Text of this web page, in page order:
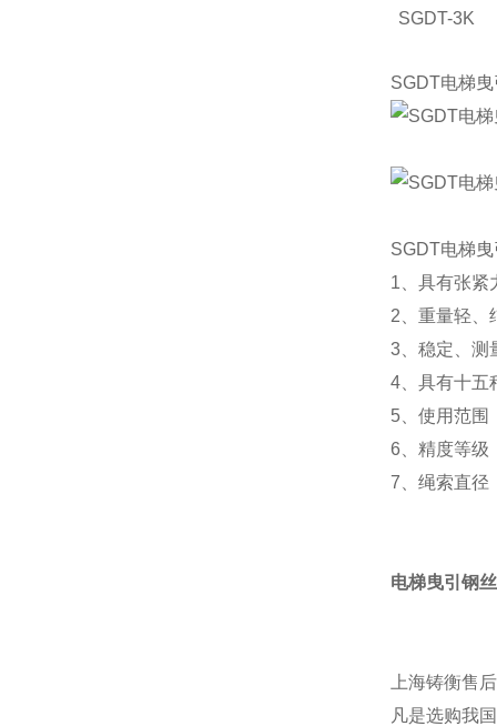
SGDT-3K
SGDT电梯
SGDT电梯
1、具有张紧
2、重量轻、
3、稳定、测
4、具有十五
5、使用范围
6、精度等级
7、绳索直径
电梯曳引钢
上海铸衡售
凡是选购我